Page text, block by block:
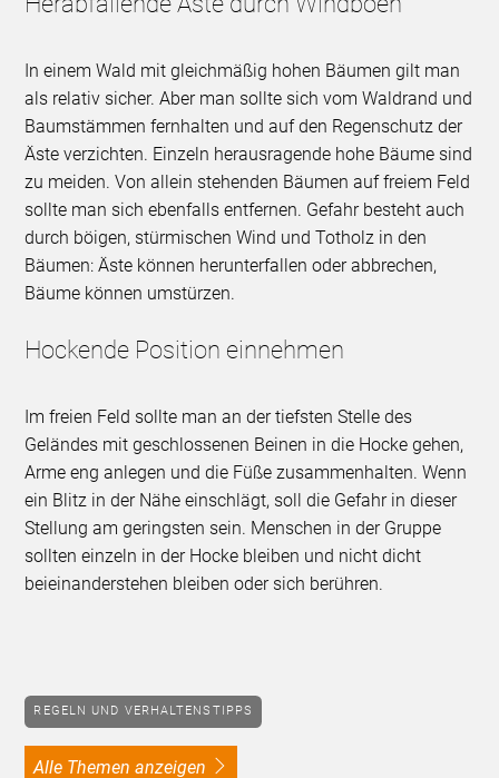
In einem Wald mit gleichmäßig hohen Bäumen gilt man
als relativ sicher. Aber man sollte sich vom Waldrand und
Baumstämmen fernhalten und auf den Regenschutz der
Äste verzichten. Einzeln herausragende hohe Bäume sind
zu meiden. Von allein stehenden Bäumen auf freiem Feld
sollte man sich ebenfalls entfernen. Gefahr besteht auch
durch böigen, stürmischen Wind und Totholz in den
Bäumen: Äste können herunterfallen oder abbrechen,
Bäume können umstürzen.
Hockende Position einnehmen
Im freien Feld sollte man an der tiefsten Stelle des
Geländes mit geschlossenen Beinen in die Hocke gehen,
Arme eng anlegen und die Füße zusammenhalten. Wenn
ein Blitz in der Nähe einschlägt, soll die Gefahr in dieser
Stellung am geringsten sein. Menschen in der Gruppe
sollten einzeln in der Hocke bleiben und nicht dicht
beieinanderstehen bleiben oder sich berühren.
REGELN UND VERHALTENSTIPPS
alle Themen anzeigen